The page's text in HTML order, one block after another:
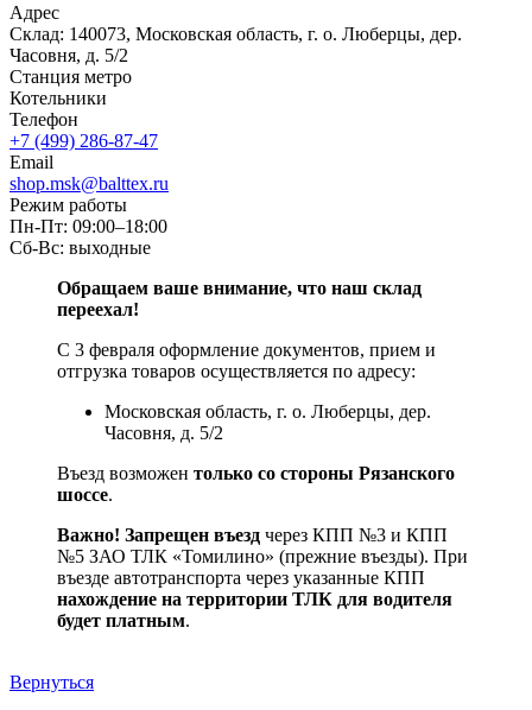
Адрес
Склад: 140073, Московская область, г. о. Люберцы, дер.
Часовня, д. 5/2
Станция метро
Котельники
Телефон
+7 (499) 286-87-47
Email
shop.msk@balttex.ru
Режим работы
Пн-Пт: 09:00–18:00
Сб-Вс: выходные
Обращаем ваше внимание, что наш склад
переехал!
С 3 февраля оформление документов, прием и
отгрузка товаров осуществляется по адресу:
Московская область, г. о. Люберцы, дер.
Часовня, д. 5/2
Въезд возможен только со стороны Рязанского
шоссе.
Важно! Запрещен въезд через КПП №3 и КПП
№5 ЗАО ТЛК «Томилино» (прежние въезды). При
въезде автотранспорта через указанные КПП
нахождение на территории ТЛК для водителя
будет платным.
Вернуться